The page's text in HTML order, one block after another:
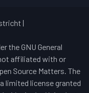
|
the GNU General
affiliated with or
Source Matters. The
limited license granted